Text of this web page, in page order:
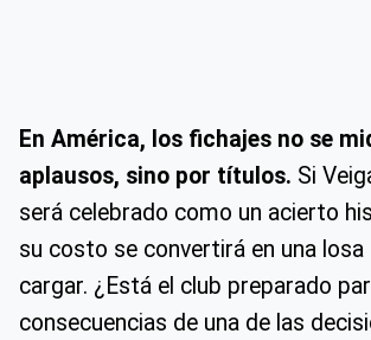
En América, los fichajes no se
aplausos, sino por títulos. Si
será celebrado como un acierto
su costo se convertirá en una
cargar. ¿Está el club preparado
consecuencias de una de las